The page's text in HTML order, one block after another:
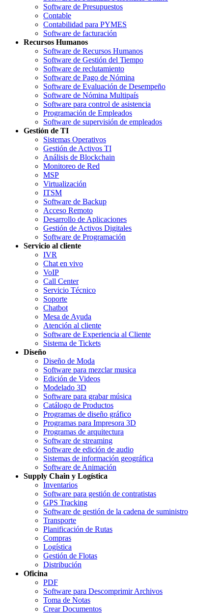
Software de Presupuestos
Contable
Contabilidad para PYMES
Software de facturación
Recursos Humanos
Software de Recursos Humanos
Software de Gestión del Tiempo
Software de reclutamiento
Software de Pago de Nómina
Software de Evaluación de Desempeño
Software de Nómina Multipaís
Software para control de asistencia
Programación de Empleados
Software de supervisión de empleados
Gestión de TI
Sistemas Operativos
Gestión de Activos TI
Análisis de Blockchain
Monitoreo de Red
MSP
Virtualización
ITSM
Software de Backup
Acceso Remoto
Desarrollo de Aplicaciones
Gestión de Activos Digitales
Software de Programación
Servicio al cliente
IVR
Chat en vivo
VoIP
Call Center
Servicio Técnico
Soporte
Chatbot
Mesa de Ayuda
Atención al cliente
Software de Experiencia al Cliente
Sistema de Tickets
Diseño
Diseño de Moda
Software para mezclar musica
Edición de Videos
Modelado 3D
Software para grabar música
Catálogo de Productos
Programas de diseño gráfico
Programas para Impresora 3D
Programas de arquitectura
Software de streaming
Software de edición de audio
Sistemas de información geográfica
Software de Animación
Supply Chain y Logística
Inventarios
Software para gestión de contratistas
GPS Tracking
Software de gestión de la cadena de suministro
Transporte
Planificación de Rutas
Compras
Logística
Gestión de Flotas
Distribución
Oficina
PDF
Software para Descomprimir Archivos
Toma de Notas
Crear Documentos